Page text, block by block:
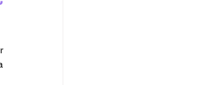
ou SLM) est la technologie prédominante pour